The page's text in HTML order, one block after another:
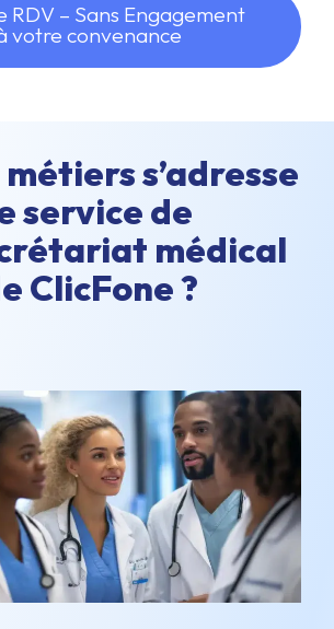
RDV – Sans Engagement
votre convenance
s’adresse
service de
médical
ClicFone ?